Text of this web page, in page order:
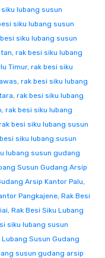
lubang susun
siku lubang susun
siku lubang susun
, rak besi siku lubang
Timur, rak besi siku
, rak besi siku lubang
, rak besi siku lubang
, rak besi siku lubang
besi siku lubang susun
siku lubang susun
lubang susun gudang
Susun Gudang Arsip
Arsip Kantor Palu,
Pangkajene, Rak Besi
, Rak Besi Siku Lubang
siku lubang susun
Lubang Susun Gudang
susun gudang arsip